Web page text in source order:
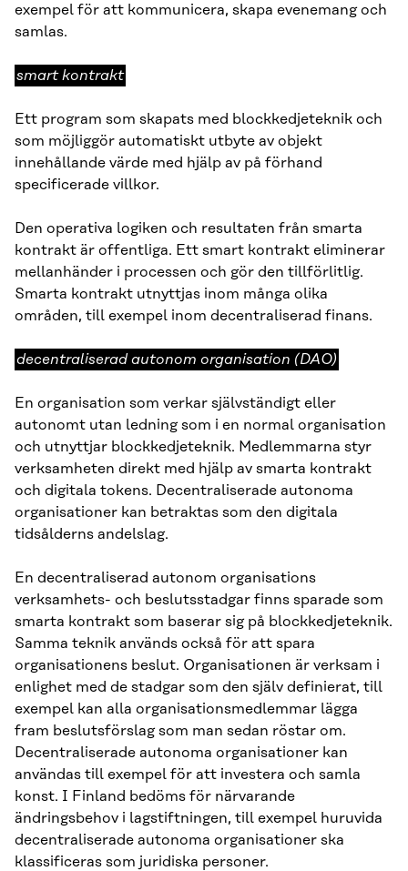
exempel för att kommunicera, skapa evenemang och
samlas.
smart
smart kontrakt
Ett program som skapats med blockkedjeteknik och
som möjliggör automatiskt utbyte av objekt
innehållande värde med hjälp av på förhand
specificerade villkor.
Den operativa logiken och resultaten från smarta
kontrakt är offentliga. Ett smart kontrakt eliminerar
mellanhänder i processen och gör den tillförlitlig.
Smarta kontrakt utnyttjas inom många olika
områden, till exempel inom decentraliserad finans.
decentraliserad
organisation
(DAO)
decentraliserad autonom organisation (DAO)
En organisation som verkar självständigt eller
autonomt utan ledning som i en normal organisation
och utnyttjar blockkedjeteknik. Medlemmarna styr
verksamheten direkt med hjälp av smarta kontrakt
och digitala tokens. Decentraliserade autonoma
organisationer kan betraktas som den digitala
tidsålderns andelslag.
En decentraliserad autonom organisations
verksamhets- och beslutsstadgar finns sparade som
smarta kontrakt som baserar sig på blockkedjeteknik.
Samma teknik används också för att spara
organisationens beslut. Organisationen är verksam i
enlighet med de stadgar som den själv definierat, till
exempel kan alla organisationsmedlemmar lägga
fram beslutsförslag som man sedan röstar om.
Decentraliserade autonoma organisationer kan
användas till exempel för att investera och samla
konst. I Finland bedöms för närvarande
ändringsbehov i lagstiftningen, till exempel huruvida
decentraliserade autonoma organisationer ska
klassificeras som juridiska personer.